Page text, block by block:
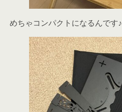
めちゃコンパクトになるんです♪